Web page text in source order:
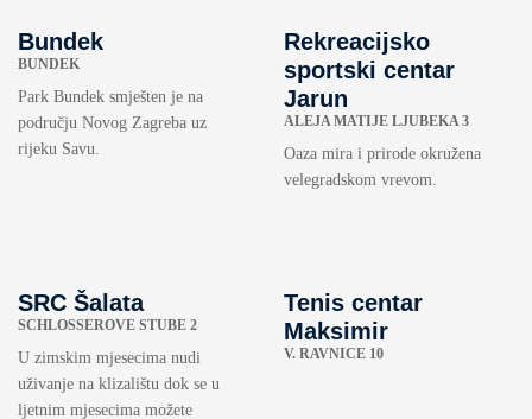
Bundek
BUNDEK
Park Bundek smješten je na
području Novog Zagreba uz
rijeku Savu.
Rekreacijsko
sportski centar
Jarun
ALEJA MATIJE LJUBEKA 3
Oaza mira i prirode okružena
velegradskom vrevom.
SRC Šalata
SCHLOSSEROVE STUBE 2
U zimskim mjesecima nudi
uživanje na klizalištu dok se u
ljetnim mjesecima možete
Tenis centar
Maksimir
V. RAVNICE 10